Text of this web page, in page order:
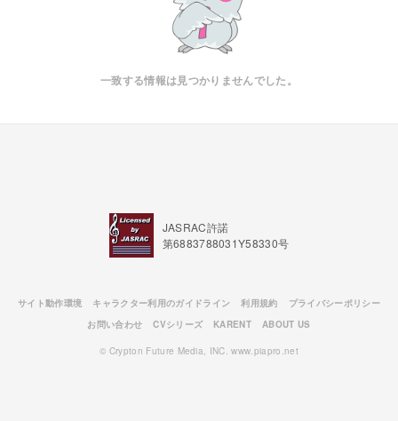
一致する情報は見つかりませんでした。
JASRAC許諾
第6883788031Y58330号
サイト動作環境 キャラクター利用のガイドライン 利用規約
プライバシーポリシー
お問い合わせ
CVシリーズ KARENT ABOUT US
© Crypton Future Media, INC. www.piapro.net